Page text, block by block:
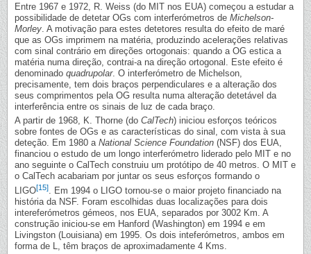
Entre 1967 e 1972, R. Weiss (do MIT nos EUA) começou a estudar a
possibilidade de detetar OGs com interferómetros de Michelson-
Morley . A motivação para estes detetores resulta do efeito de maré
que as OGs imprimem na matéria, produzindo acelerações relativas
com sinal contrário em direções ortogonais: quando a OG estica a
matéria numa direção, contrai-a na direção ortogonal. Este efeito é
denominado quadrupolar. O interferómetro de Michelson,
precisamente, tem dois braços perpendiculares e a alteração dos
seus comprimentos pela OG resulta numa alteração detetável da
interferência entre os sinais de luz de cada braço.
A partir de 1968, K. Thorne (do CalTech) iniciou esforços teóricos
sobre fontes de OGs e as características do sinal, com vista à sua
deteção. Em 1980 a National Science Foundation (NSF) dos EUA,
financiou o estudo de um longo interferómetro liderado pelo MIT e no
ano seguinte o CalTech construiu um protótipo de 40 metros. O MIT e
o CalTech acabariam por juntar os seus esforços formando o
LIGO[15]. Em 1994 o LIGO tornou-se o maior projeto financiado na
história da NSF. Foram escolhidas duas localizações para dois
intereferómetros gémeos, nos EUA, separados por 3002 Km. A
construção iniciou-se em Hanford (Washington) em 1994 e em
Livingston (Louisiana) em 1995. Os dois inteferómetros, ambos em
forma de L, têm braços de aproximadamente 4 Kms.